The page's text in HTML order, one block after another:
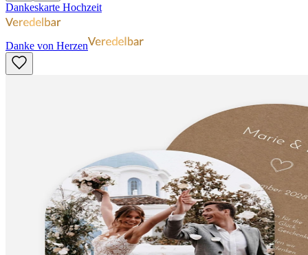
Dankeskarte Hochzeit
Danke von Herzen